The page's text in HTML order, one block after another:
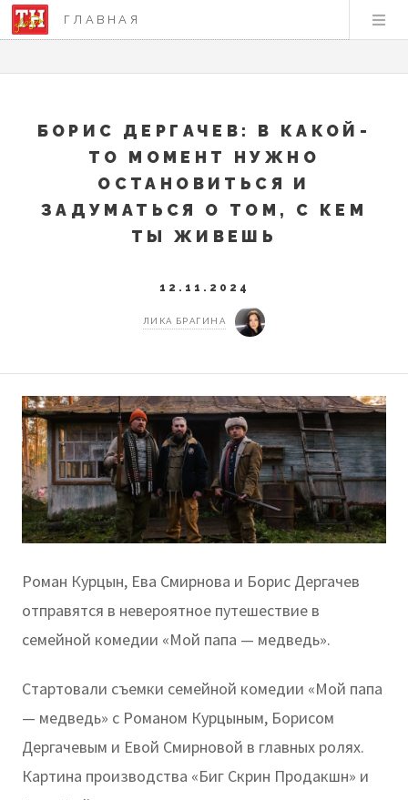
ГЛАВНАЯ
БОРИС ДЕРГАЧЕВ: В КАКОЙ-
ТО МОМЕНТ НУЖНО
ОСТАНОВИТЬСЯ И
ЗАДУМАТЬСЯ О ТОМ, С КЕМ
ТЫ ЖИВЕШЬ
12.11.2024
ЛИКА БРАГИНА
Роман Курцын, Ева Смирнова и Борис Дергачев
отправятся в невероятное путешествие в
семейной комедии «Мой папа — медведь».
Стартовали съемки семейной комедии «Мой папа
— медведь» с Романом Курцыным, Борисом
Дергачевым и Евой Смирновой в главных ролях.
Картина производства «Биг Скрин Продакшн» и